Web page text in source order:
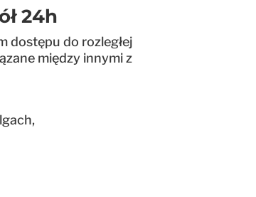
24h
dostępu do rozległej
między innymi z